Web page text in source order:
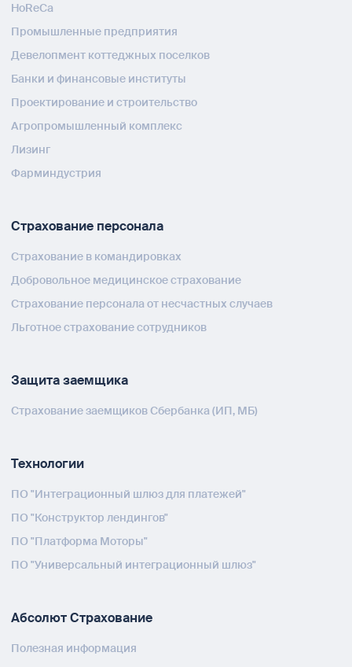
HoReCa
Промышленные предприятия
Девелопмент коттеджных поселков
Банки и финансовые институты
Проектирование и строительство
Агропромышленный комплекс
Лизинг
Фарминдустрия
Страхование персонала
Страхование в командировках
Добровольное медицинское страхование
Страхование персонала от несчастных случаев
Льготное страхование сотрудников
Защита заемщика
Страхование заемщиков Сбербанка (ИП, МБ)
Технологии
ПО "Интеграционный шлюз для платежей"
ПО "Конструктор лендингов"
ПО "Платформа Моторы"
ПО "Универсальный интеграционный шлюз"
Абсолют Страхование
Полезная информация